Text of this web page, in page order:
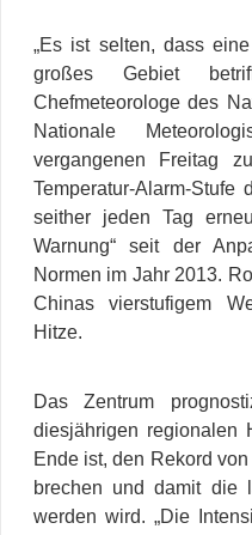
„Es ist selten, dass
großes Gebiet
Chefmeteorologe des
Nationale
vergangenen Freitag
Temperatur-Alarm-
seither jeden Tag
Warnung“ seit der
Normen im Jahr 2013.
Chinas vierstufigem
Hitze.
Das Zentrum
diesjährigen regionalen
Ende ist, den Rekord
brechen und damit die
werden wird. „Die